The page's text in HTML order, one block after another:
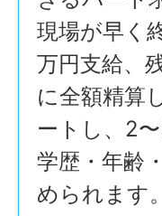
現場が早く
万円支給、
に全額精算
ートし、2
学歴・年齢
められます。